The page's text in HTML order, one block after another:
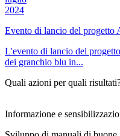
2024
Evento di lancio del
L'evento di lancio del
dei granchio blu in...
Quali azioni per quali
Informazione e